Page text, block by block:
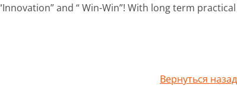
and “ Win-Win”! With long term practical
Вернуться назад